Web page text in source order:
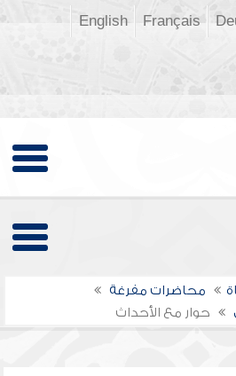
Français
English
محاضرات مفرغة
حوار مع الأحداث